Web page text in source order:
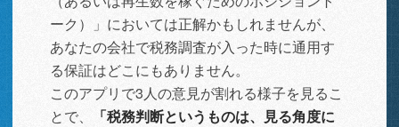
ーク）」においては正解かもしれませんが、
あなたの会社で税務調査が入った時に通用す
る保証はどこにもありません。
このアプリで3人の意見が割れる様子を見るこ
とで、
「税務判断というものは、見る角度に